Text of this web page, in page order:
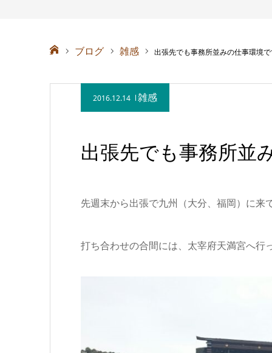
ホーム ブログ 雑感 出張先でも事務所並みの仕事環境
2016.12.14 雑感
出張先でも事務所並
先週末から出張で九州（大分、福岡）に来
打ち合わせの合間には、太宰府天満宮へ行